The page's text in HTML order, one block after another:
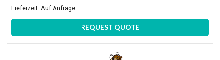
Lieferzeit: Auf Anfrage
REQUEST QUOTE